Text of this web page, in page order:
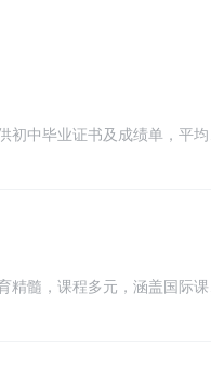
初中毕业证书及成绩单，平均
精髓，课程多元，涵盖国际课